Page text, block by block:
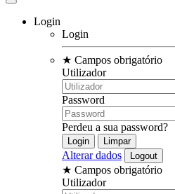
Login
Login
★ Campos obrigatório
Utilizador
Password
Perdeu a sua password?
Alterar dados
★ Campos obrigatório
Utilizador